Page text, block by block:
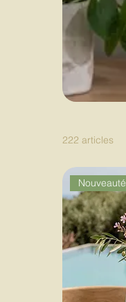
222 articles
Nouveauté